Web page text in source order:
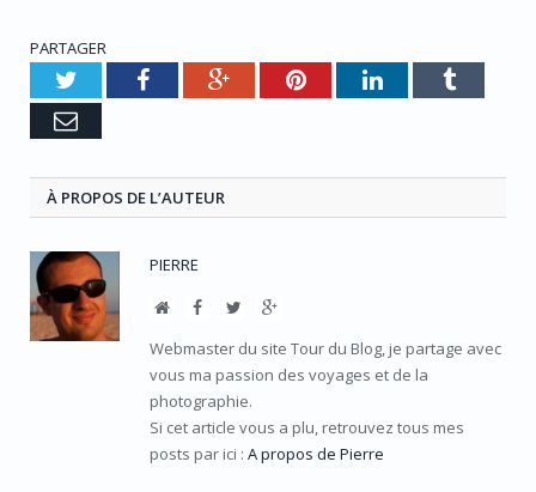
PARTAGER
TwitterFacebookGoogle+PinterestLinkedInTumblr
e-
À PROPOS DE L’AUTEUR
PIERRE
Site Facebook
TwitterGoogle+
Webmaster du site Tour du Blog, je partage avec
vous ma passion des voyages et de la
photographie.
Si cet article vous a plu, retrouvez tous mes
posts par ici : A propos de Pierre